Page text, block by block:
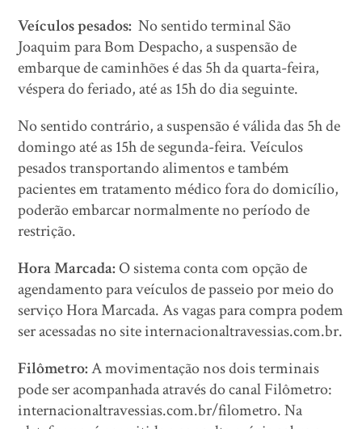
Veículos pesados: No sentido terminal São
Joaquim para Bom Despacho, a suspensão de
embarque de caminhões é das 5h da quarta-feira,
véspera do feriado, até as 15h do dia seguinte.
No sentido contrário, a suspensão é válida das 5h de
domingo até as 15h de segunda-feira. Veículos
pesados transportando alimentos e também
pacientes em tratamento médico fora do domicílio,
poderão embarcar normalmente no período de
restrição.
Hora Marcada: O sistema conta com opção de
agendamento para veículos de passeio por meio do
serviço Hora Marcada. As vagas para compra podem
ser acessadas no site internacionaltravessias.com.br.
Filômetro:A movimentação nos dois terminais
pode ser acompanhada através do canal Filômetro:
internacionaltravessias.com.br/filometro. Na